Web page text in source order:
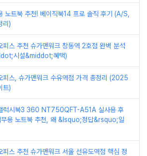
노트북 추천! 베이직북14 프로 솔직 후기 (A/S,
리)
피스 추천 슈가맨워크 창동역 2호점 완벽 분석
시설&middot;혜택)
피스, 슈가맨워크 수유역점 가격 총정리 (2025
트)
럭시북3 360 NT750QFT-A51A 실사용 후
무용 노트북 추천, 왜 &lsquo;정답&rsquo;일
피스 추천 슈가맨워크 서울 선유도역점 핵심 정